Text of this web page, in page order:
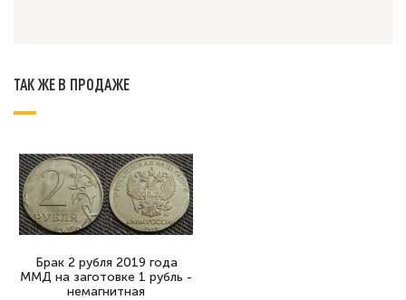
ТАК ЖЕ В ПРОДАЖЕ
Брак 2 рубля 2019 года
ММД на заготовке 1 рубль -
немагнитная